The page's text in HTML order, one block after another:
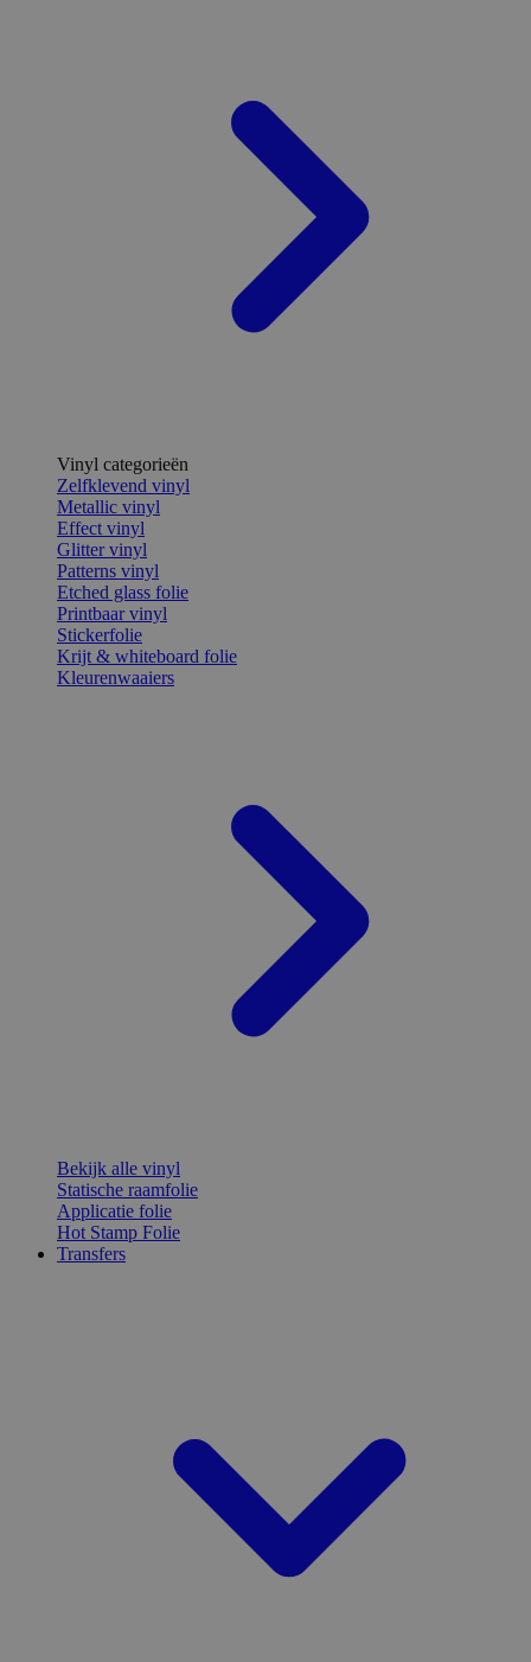
Vinyl categorieën
Zelfklevend vinyl
Metallic vinyl
Effect vinyl
Glitter vinyl
Patterns vinyl
Etched glass folie
Printbaar vinyl
Stickerfolie
Krijt & whiteboard folie
Kleurenwaaiers
Bekijk alle vinyl
Statische raamfolie
Applicatie folie
Hot Stamp Folie
Transfers